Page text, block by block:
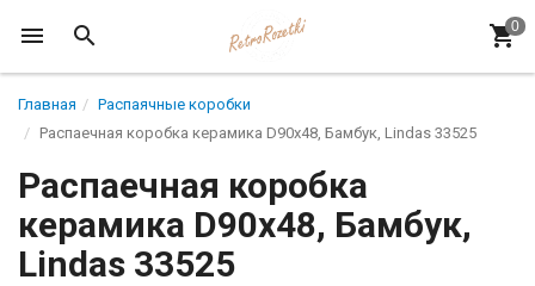
Главная
Распаячные коробки
Распаечная коробка керамика D90х48, Бамбук, Lindas 33525
Распаечная коробка
керамика D90х48, Бамбук,
Lindas 33525